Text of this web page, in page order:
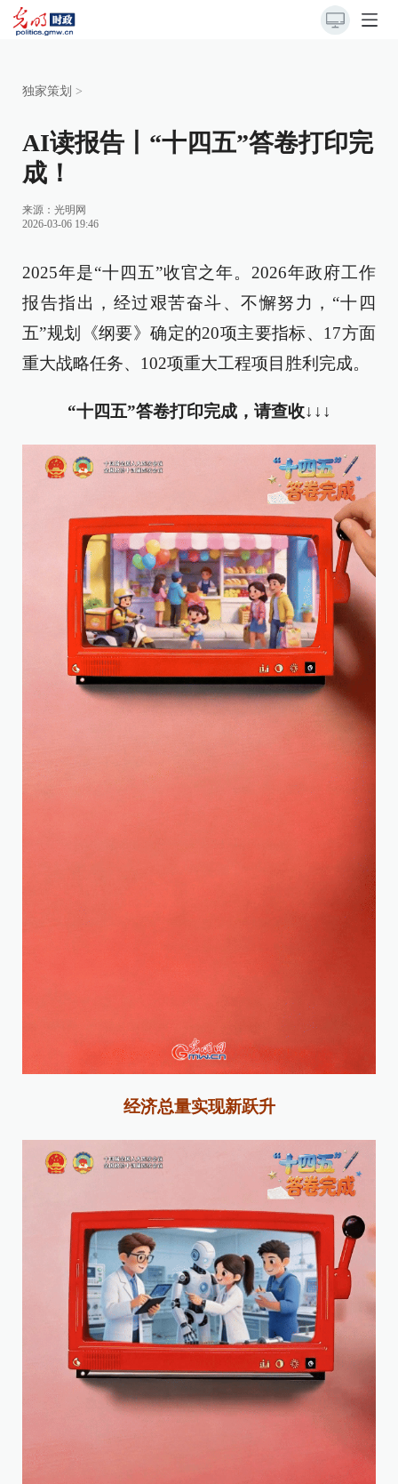
独家策划 >
AI读报告丨“十四五”答卷打印完
成！
来源： 光明网
2026-03-06 19:46
2025年是“十四五”收官之年。2026年政府工作
报告指出，经过艰苦奋斗、不懈努力，“十四
五”规划《纲要》确定的20项主要指标、17方面
重大战略任务、102项重大工程项目胜利完成。
“十四五”答卷打印完成，请查收↓↓↓
经济总量实现新跃升